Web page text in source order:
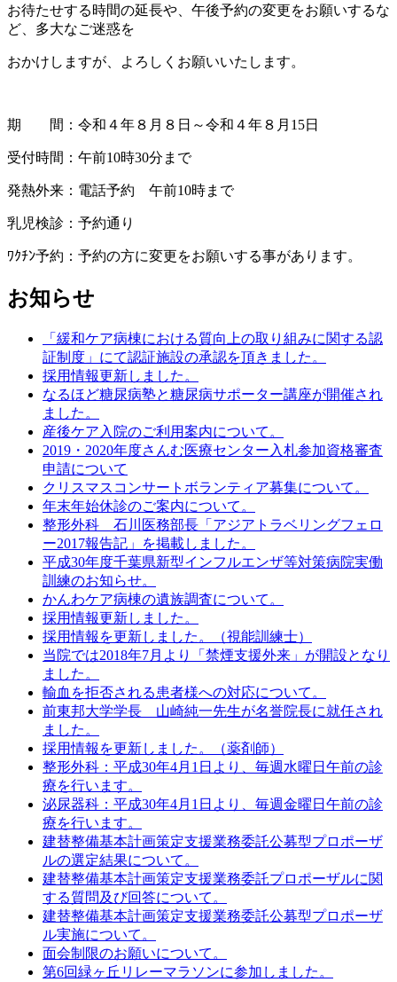
お待たせする時間の延長や、午後予約の変更をお願いするな
ど、多大なご迷惑を
おかけしますが、よろしくお願いいたします。
期 間：令和４年８月８日～令和４年８月15日
受付時間：午前10時30分まで
発熱外来：電話予約 午前10時まで
乳児検診：予約通り
ﾜｸﾁﾝ予約：予約の方に変更をお願いする事があります。
お知らせ
「緩和ケア病棟における質向上の取り組みに関する認
証制度」にて認証施設の承認を頂きました。
採用情報更新しました。
なるほど糖尿病塾と糖尿病サポーター講座が開催され
ました。
産後ケア入院のご利用案内について。
2019・2020年度さんむ医療センター入札参加資格審査
申請について
クリスマスコンサートボランティア募集について。
年末年始休診のご案内について。
整形外科 石川医務部長「アジアトラベリングフェロ
ー2017報告記」を掲載しました。
平成30年度千葉県新型インフルエンザ等対策病院実働
訓練のお知らせ。
かんわケア病棟の遺族調査について。
採用情報更新しました。
採用情報を更新しました。（視能訓練士）
当院では2018年7月より「禁煙支援外来」が開設となり
ました。
輸血を拒否される患者様への対応について。
前東邦大学学長 山崎純一先生が名誉院長に就任され
ました。
採用情報を更新しました。（薬剤師）
整形外科：平成30年4月1日より、毎週水曜日午前の診
療を行います。
泌尿器科：平成30年4月1日より、毎週金曜日午前の診
療を行います。
建替整備基本計画策定支援業務委託公募型プロポーザ
ルの選定結果について。
建替整備基本計画策定支援業務委託プロポーザルに関
する質問及び回答について。
建替整備基本計画策定支援業務委託公募型プロポーザ
ル実施について。
面会制限のお願いについて。
第6回緑ヶ丘リレーマラソンに参加しました。